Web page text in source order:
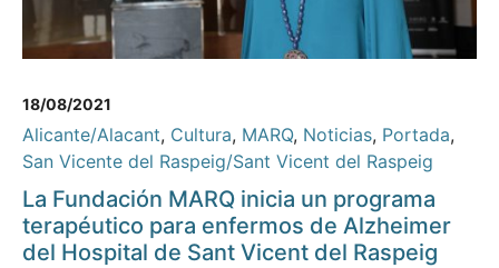
18/08/2021
Alicante/Alacant, Cultura, MARQ, Noticias, Portada,
San Vicente del Raspeig/Sant Vicent del Raspeig
La Fundación MARQ inicia un programa
terapéutico para enfermos de Alzheimer
del Hospital de Sant Vicent del Raspeig